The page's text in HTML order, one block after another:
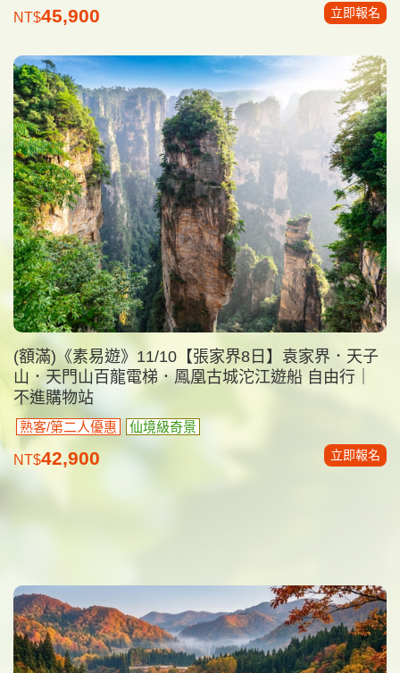
NT$45,900 立即報名
(額滿)《素易遊》11/10【張家界8日】袁家界．天子
山．天門山百龍電梯．鳳凰古城沱江遊船 自由行｜
不進購物站
熟客/第二人優惠 仙境級奇景
NT$42,900 立即報名